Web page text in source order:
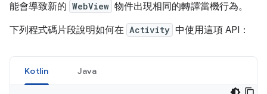
能會導致新的 WebView 物件出現相同的轉譯當機行為。
下列程式碼片段說明如何在 Activity 中使用這項 API：
Kotlin Java